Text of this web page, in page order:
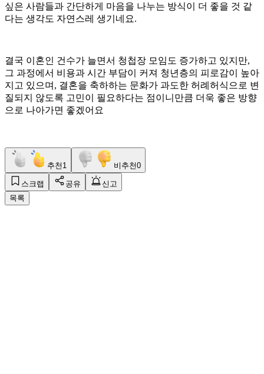
싶은 사람들과 간단하게 마음을 나누는 방식이 더 좋을 것 같
다는 생각도 자연스레 생기네요.
결국 이혼인 건수가 늘면서 청첩장 모임도 증가하고 있지만,
그 과정에서 비용과 시간 부담이 커져 청년층의 피로감이 높아
지고 있으며, 결혼을 축하하는 문화가 과도한 허례허식으로 변
질되지 않도록 고민이 필요하다는 점이니만큼 더욱 좋은 방향
으로 나아가면 좋겠어요
추천 1 비추천0
스크랩 공유
신고
목록